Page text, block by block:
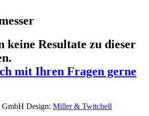
keine Resultate zu dieser
mit Ihren Fragen gerne
Design: Miller & Twitchell